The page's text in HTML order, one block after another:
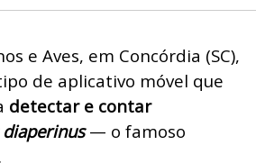
e Aves, em Concórdia (SC),
de aplicativo móvel que
detectar e contar
— o famoso